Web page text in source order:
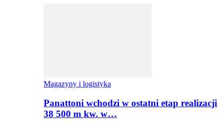
Magazyny i logistyka
Panattoni wchodzi w ostatni etap realizacji
38 500 m kw. w…